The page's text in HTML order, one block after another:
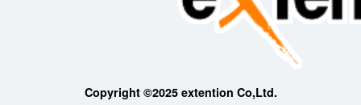
Copyright ©2025 extention Co,Ltd.